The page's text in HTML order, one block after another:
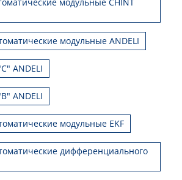
модульные ANDELI
ANDELI
ANDELI
модульные EKF
дифференциального